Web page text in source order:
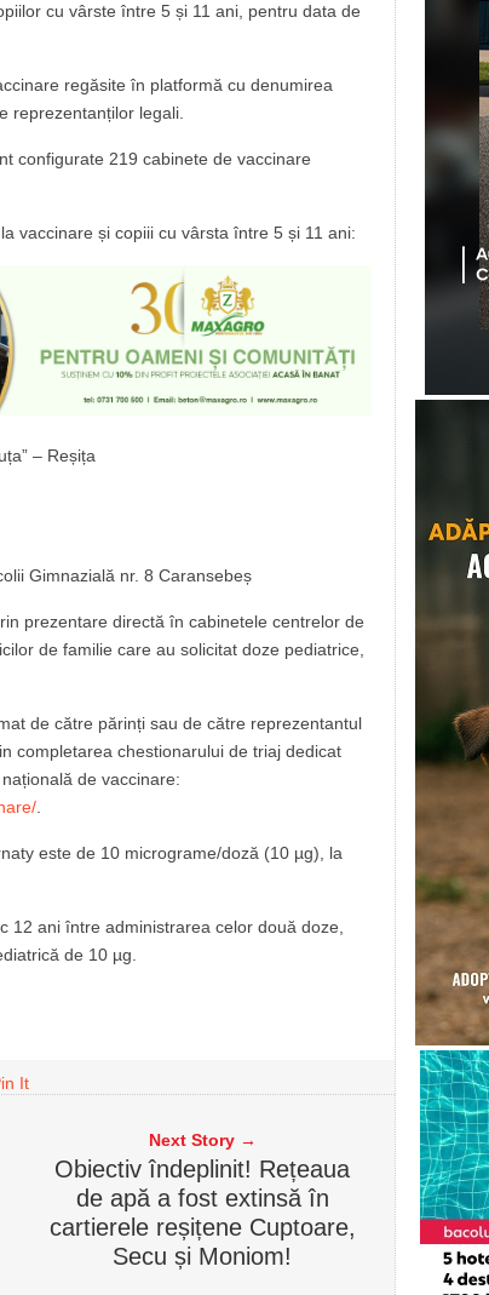
cu vârste între 5 și 11 ani, pentru data de
regăsite în platformă cu denumirea
reprezentanților legali.
configurate 219 cabinete de vaccinare
vaccinare și copiii cu vârsta între 5 și 11 ani:
– Reșița
Gimnazială nr. 8 Caransebeș
prezentare directă în cabinetele centrelor de
de familie care au solicitat doze pediatrice,
de către părinți sau de către reprezentantul
completarea chestionarului de triaj dedicat
de vaccinare:
este de 10 micrograme/doză (10 µg), la
12 ani între administrarea celor două doze,
de 10 µg.
It
Next Story →
Obiectiv îndeplinit! Rețeaua
de apă a fost extinsă în
cartierele reșițene Cuptoare,
Secu și Moniom!